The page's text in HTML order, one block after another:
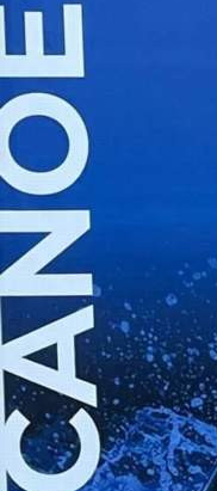
19.05.2026 15:25